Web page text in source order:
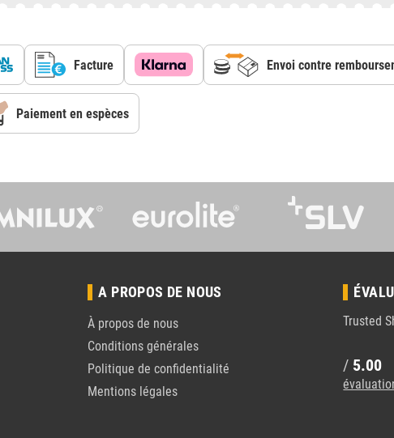
Facture Envoi contre
Paiement en espèces
A PROPOS DE NOUS
À propos de nous
Conditions générales
Politique de confidentialité
Mentions légales
Trusted
/ 5.00